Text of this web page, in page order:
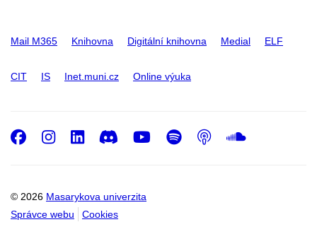
Mail M365 Knihovna Digitální knihovna Medial ELF
CIT IS Inet.muni.cz Online výuka
© 2026 Masarykova univerzita
Správce webu
Cookies
Facebook
Instagram
LinkedIn
DiscordYoutube
Spotify
Podcast